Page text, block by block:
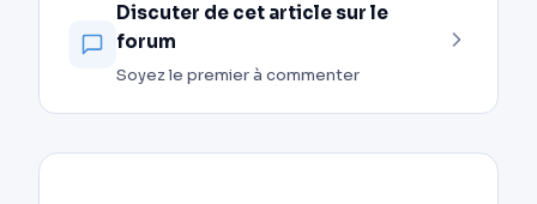
Discuter de cet article sur le
forum
Soyez le premier à commenter